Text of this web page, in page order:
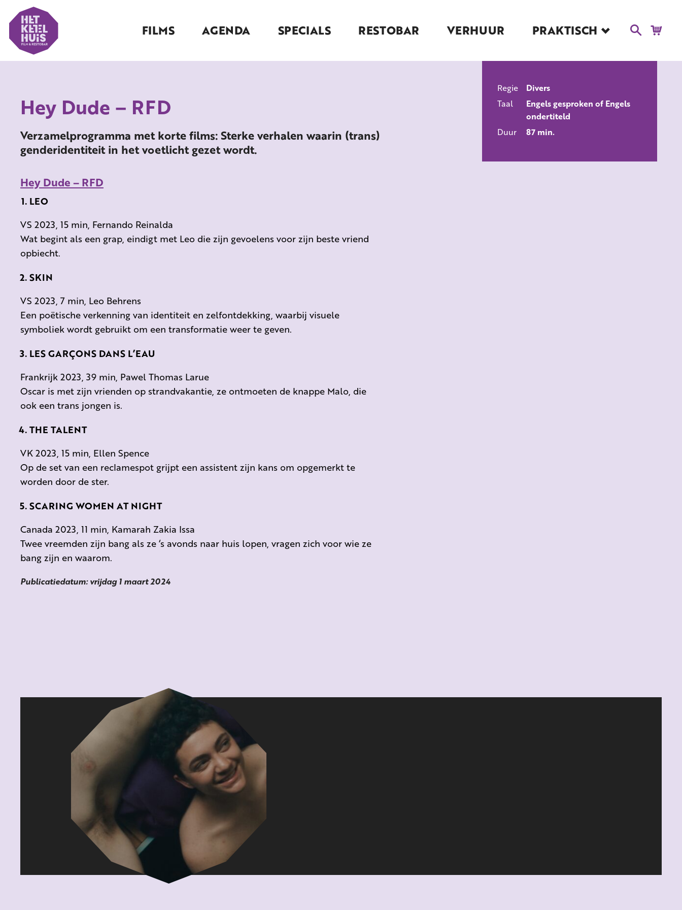
FILMS AGENDA SPECIALS RESTOBAR VERHUUR PRAKTISCH
Blog
Educatie
Kaartverkoop en
Tarieven
Over Het Ketelhuis
Hey Dude – RFD
Verzamelprogramma met korte films: Sterke verhalen waarin (trans)
genderidentiteit in het voetlicht gezet wordt.
Hey Dude – RFD
LEO
VS 2023, 15 min, Fernando Reinalda
Wat begint als een grap, eindigt met Leo die zijn gevoelens voor zijn beste vriend
opbiecht.
SKIN
VS 2023, 7 min, Leo Behrens
Een poëtische verkenning van identiteit en zelfontdekking, waarbij visuele
symboliek wordt gebruikt om een ​​transformatie weer te geven.
LES GARÇONS DANS L’EAU
Frankrijk 2023, 39 min, Pawel Thomas Larue
Oscar is met zijn vrienden op strandvakantie, ze ontmoeten de knappe Malo, die
ook een trans jongen is.
THE TALENT
VK 2023, 15 min, Ellen Spence
Op de set van een reclamespot grijpt een assistent zijn kans om opgemerkt te
worden door de ster.
SCARING WOMEN AT NIGHT
Canada 2023, 11 min, Kamarah Zakia Issa
Twee vreemden zijn bang als ze ‘s avonds naar huis lopen, vragen zich voor wie ze
bang zijn en waarom.
Publicatiedatum: vrijdag 1 maart 2024
ALLE FILMS
Regie
Divers
Taal
Engels gesproken of Engels
ondertiteld
Duur
87 min.